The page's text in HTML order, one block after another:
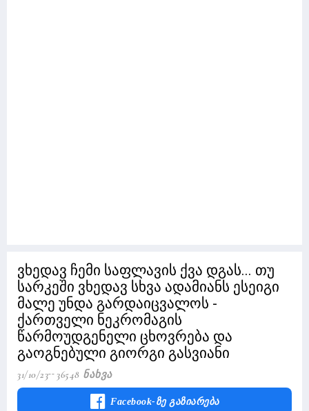
ვხედავ ჩემი საფლავის ქვა დგას... თუ
სარკეში ვხედავ სხვა ადამიანს ესეიგი
მალე უნდა გარდაიცვალოს -
ქართველი ნეკრომაგის
წარმოუდგენელი ცხოვრება და
გაოგნებული გიორგი გასვიანი
31/10/23 36548 Ნახვა
Facebook-Ზე Გაზიარება